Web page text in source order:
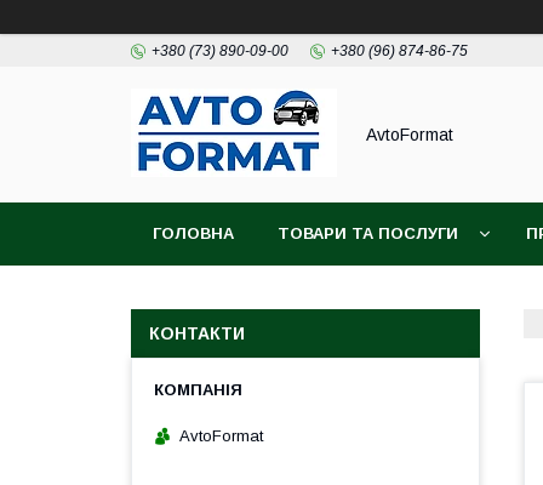
+380 (73) 890-09-00 +380 (96) 874-86-75
AvtoFormat
ГОЛОВНА ТОВАРИ ТА ПОСЛУГИ
КОНТАКТИ
AvtoFormat